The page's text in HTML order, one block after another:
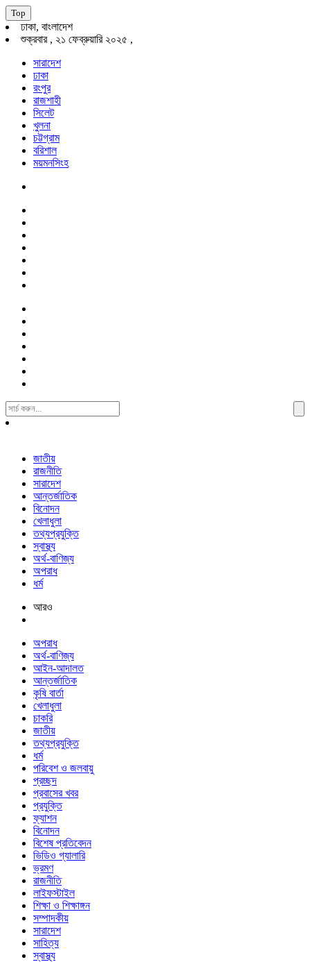
Top
ঢাকা, বাংলাদেশ
শুক্রবার , ২১ ফেব্রুয়ারি ২০২৫ ,
সারাদেশ
ঢাকা
রংপুর
রাজশাহী
সিলেট
খুলনা
চট্টগ্রাম
বরিশাল
ময়মনসিংহ
Search
For:
জাতীয়
রাজনীতি
সারাদেশ
আন্তর্জাতিক
বিনোদন
খেলাধুলা
তথ্যপ্রযুক্তি
স্বাস্থ্য
অর্থ-বাণিজ্য
অপরাধ
ধর্ম
আরও
অপরাধ
অর্থ-বাণিজ্য
আইন-আদালত
আন্তর্জাতিক
কৃষি বার্তা
খেলাধুলা
চাকরি
জাতীয়
তথ্যপ্রযুক্তি
ধর্ম
পরিবেশ ও জলবায়ু
প্রচ্ছদ
প্রবাসের খবর
প্রযুক্তি
ফ্যাশন
বিনোদন
বিশেষ প্রতিবেদন
ভিডিও গ্যালারি
ভ্রমণ
রাজনীতি
লাইফস্টাইল
শিক্ষা ও শিক্ষাঙ্গন
সম্পাদকীয়
সারাদেশ
সাহিত্য
স্বাস্থ্য